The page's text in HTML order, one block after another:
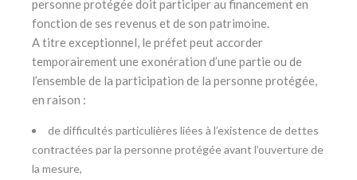
personne protégée doit participer au financement en
fonction de ses revenus et de son patrimoine.
A titre exceptionnel, le préfet peut accorder
temporairement une exonération d’une partie ou de
l’ensemble de la participation de la personne protégée,
en raison :
de difficultés particulières liées à l’existence de dettes
contractées par la personne protégée avant l’ouverture de
la mesure,